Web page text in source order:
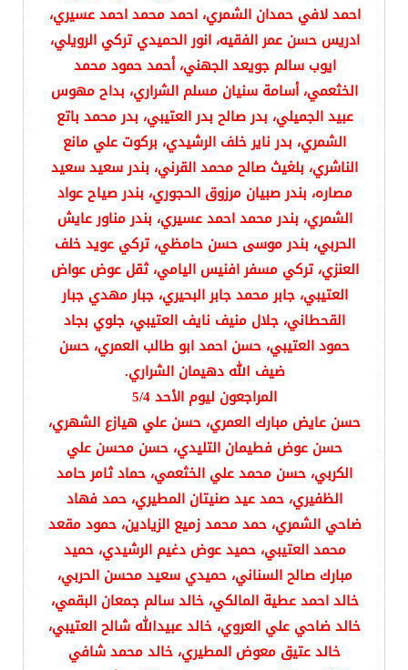
احمد لافي حمدان الشمري، احمد محمد احمد عسيري،
ادريس حسن عمر الفقيه، انور الحميدي تركي الرويلي،
ايوب سالم جويعد الجهني، أحمد حمود محمد
الخثعمي، أسامة سنيان مسلم الشراري، بداح مهوس
عبيد الجميلي، بدر صالح بدر العتيبي، بدر محمد باتع
الشمري، بدر ناير خلف الرشيدي، بركوت علي مانع
الناشري، بلغيث صالح محمد القرني، بندر سعيد سعيد
مصاره، بندر صبيان مرزوق الحجوري، بندر صياح عواد
الشمري، بندر محمد احمد عسيري، بندر مناور عايش
الحربي، بندر موسى حسن حامظي، تركي عويد خلف
العنزي، تركي مسفر افنيس اليامي، ثقل عوض عواض
العتيبي، جابر محمد جابر البحيري، جبار مهدي جبار
القحطاني، جلال منيف نايف العتيبي، جلوي بجاد
حمود العتيبي، حسن احمد ابو طالب العمري، حسن
ضيف الله دهيمان الشراري.
المراجعون ليوم الأحد 5/4
حسن عايض مبارك العمري، حسن علي هيازع الشهري،
حسن عوض فطيمان التليدي، حسن محسن علي
الكربي، حسن محمد علي الخثعمي، حماد ثامر حامد
الظفيري، حمد عيد صنيتان المطيري، حمد فهاد
ضاحي الشمري، حمد محمد زميع الزيادين، حمود مقعد
محمد العتيبي، حميد عوض دغيم الرشيدي، حميد
مبارك صالح السناني، حميدي سعيد محسن الحربي،
خالد احمد عطية المالكي، خالد سالم جمعان البقمي،
خالد ضاحي علي العروي، خالد عبيدالله شالح العتيبي،
خالد عتيق معوض المطيري، خالد محمد شافي